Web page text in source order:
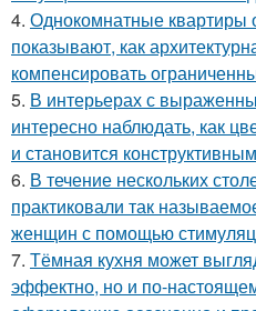
4. Однокомнатные квартиры
показывают, как
компенсировать
5. В интерьерах с
интересно наблюдать, как
и становится
6. В течение нескольких
практиковали так
женщин с помощью
7. Тёмная кухня может
эффектно, но и по-